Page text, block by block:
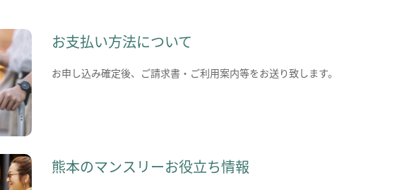
お支払い方法について
お申し込み確定後、ご請求書・ご利用案内等をお送り致します。
熊本のマンスリーお役立ち情報